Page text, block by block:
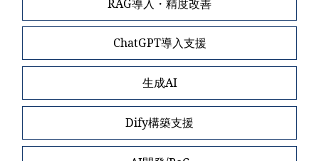
RAG導入・精度改善
ChatGPT導入支援
生成AI
Dify構築支援